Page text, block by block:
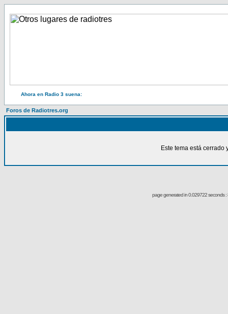
Ahora en Radio 3 suena:
Foros de Radiotres.org
Este tema está
page generated in 0.029722 seconds :